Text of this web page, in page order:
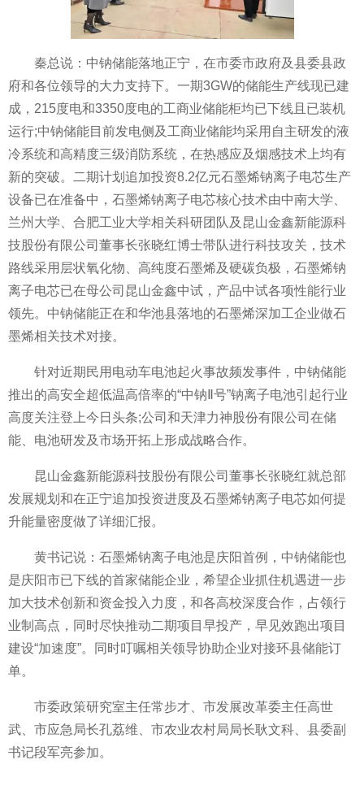
秦总说：中钠储能落地正宁，在市委市政府及县委县政
府和各位领导的大力支持下。一期3GW的储能生产线现已建
成，215度电和3350度电的工商业储能柜均已下线且已装机
运行;中钠储能目前发电侧及工商业储能均采用自主研发的液
冷系统和高精度三级消防系统，在热感应及烟感技术上均有
新的突破。二期计划追加投资8.2亿元石墨烯钠离子电芯生产
设备已在准备中，石墨烯钠离子电芯核心技术由中南大学、
兰州大学、合肥工业大学相关科研团队及昆山金鑫新能源科
技股份有限公司董事长张晓红博士带队进行科技攻关，技术
路线采用层状氧化物、高纯度石墨烯及硬碳负极，石墨烯钠
离子电芯已在母公司昆山金鑫中试，产品中试各项性能行业
领先。中钠储能正在和华池县落地的石墨烯深加工企业做石
墨烯相关技术对接。
针对近期民用电动车电池起火事故频发事件，中钠储能
推出的高安全超低温高倍率的“中钠Ⅱ号”钠离子电池引起行业
高度关注登上今日头条;公司和天津力神股份有限公司在储
能、电池研发及市场开拓上形成战略合作。
昆山金鑫新能源科技股份有限公司董事长张晓红就总部
发展规划和在正宁追加投资进度及石墨烯钠离子电芯如何提
升能量密度做了详细汇报。
黄书记说：石墨烯钠离子电池是庆阳首例，中钠储能也
是庆阳市已下线的首家储能企业，希望企业抓住机遇进一步
加大技术创新和资金投入力度，和各高校深度合作，占领行
业制高点，同时尽快推动二期项目早投产，早见效跑出项目
建设“加速度”。同时叮嘱相关领导协助企业对接环县储能订
单。
市委政策研究室主任常步才、市发展改革委主任高世
武、市应急局长孔荔维、市农业农村局局长耿文科、县委副
书记段军亮参加。